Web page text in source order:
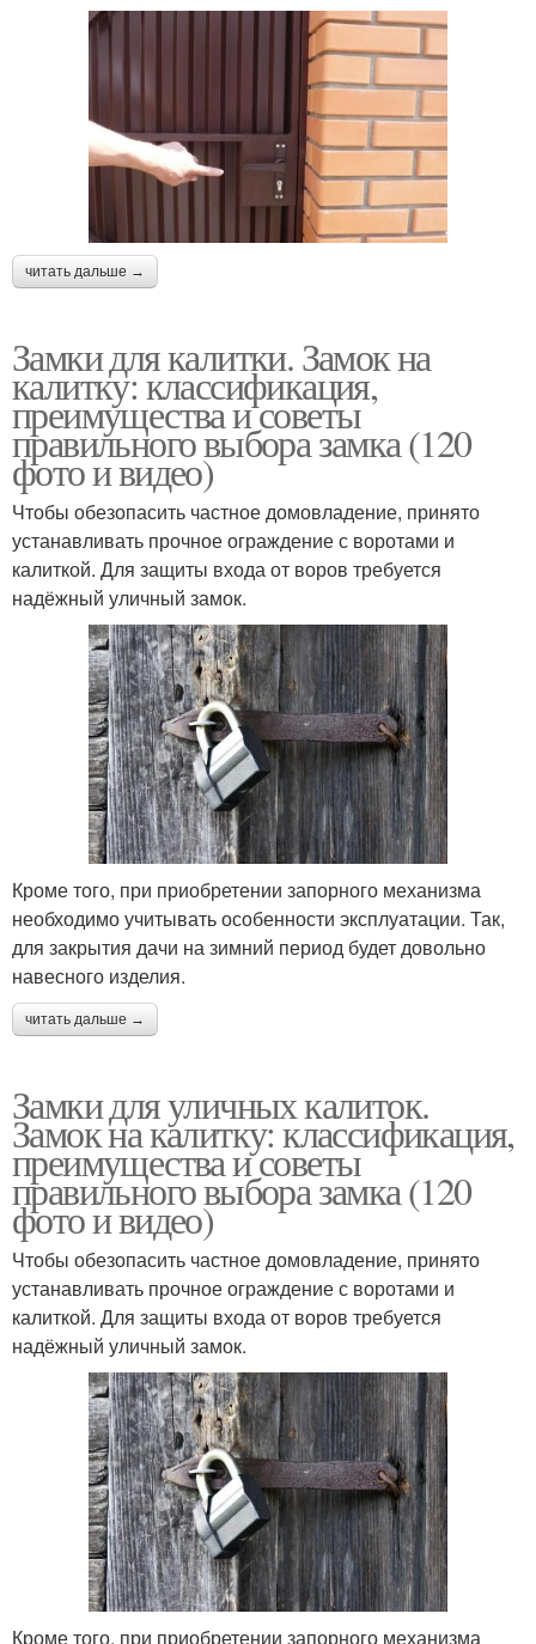
читать дальше →
Замки для калитки. Замок на
калитку: классификация,
преимущества и советы
правильного выбора замка (120
фото и видео)
Чтобы обезопасить частное домовладение, принято
устанавливать прочное ограждение с воротами и
калиткой. Для защиты входа от воров требуется
надёжный уличный замок.
Кроме того, при приобретении запорного механизма
необходимо учитывать особенности эксплуатации. Так,
для закрытия дачи на зимний период будет довольно
навесного изделия.
читать дальше →
Замки для уличных калиток.
Замок на калитку: классификация,
преимущества и советы
правильного выбора замка (120
фото и видео)
Чтобы обезопасить частное домовладение, принято
устанавливать прочное ограждение с воротами и
калиткой. Для защиты входа от воров требуется
надёжный уличный замок.
Кроме того, при приобретении запорного механизма